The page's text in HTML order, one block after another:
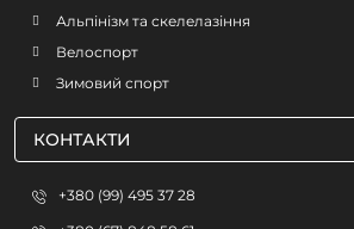
Альпінізм та скелелазіння
Велоспорт
Зимовий спорт
КОНТАКТИ
+380 (99) 495 37 28